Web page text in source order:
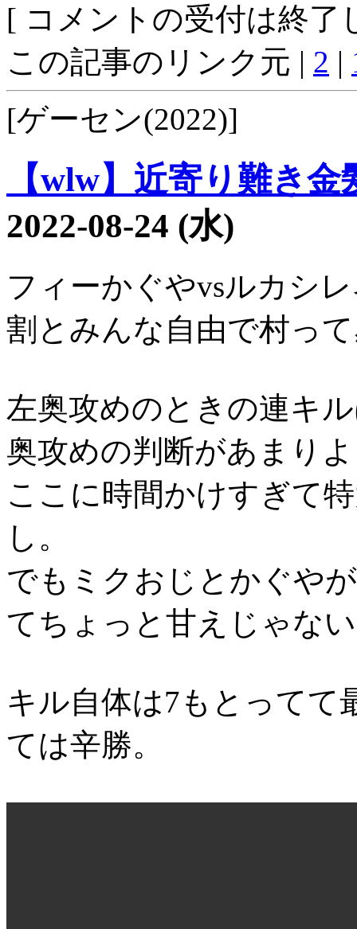
[ コメントの受付は終了
この記事のリンク元 | 2 |
[ゲーセン(2022)]
【wlw】近寄り難き
2022-08-24 (水)
フィーかぐやvsルカシ
割とみんな自由で村っ
左奥攻めのときの連キ
奥攻めの判断があまり
ここに時間かけすぎて
し。
でもミクおじとかぐや
てちょっと甘えじゃな
キル自体は7もとってて
ては辛勝。